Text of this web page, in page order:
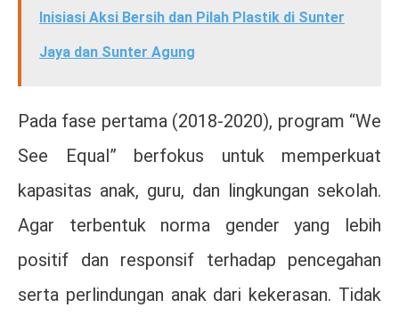
Inisiasi Aksi Bersih dan Pilah Plastik di Sunter
Jaya dan Sunter Agung
Pada fase pertama (2018-2020), program “We
See Equal” berfokus untuk memperkuat
kapasitas anak, guru, dan lingkungan sekolah.
Agar terbentuk norma gender yang lebih
positif dan responsif terhadap pencegahan
serta perlindungan anak dari kekerasan. Tidak